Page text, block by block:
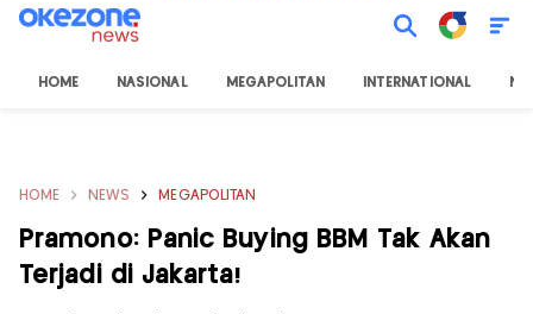
HOME NASIONAL MEGAPOLITAN INTERNATIONAL
HOME NEWS MEGAPOLITAN
Pramono: Panic Buying BBM Tak Akan
Terjadi di Jakarta!